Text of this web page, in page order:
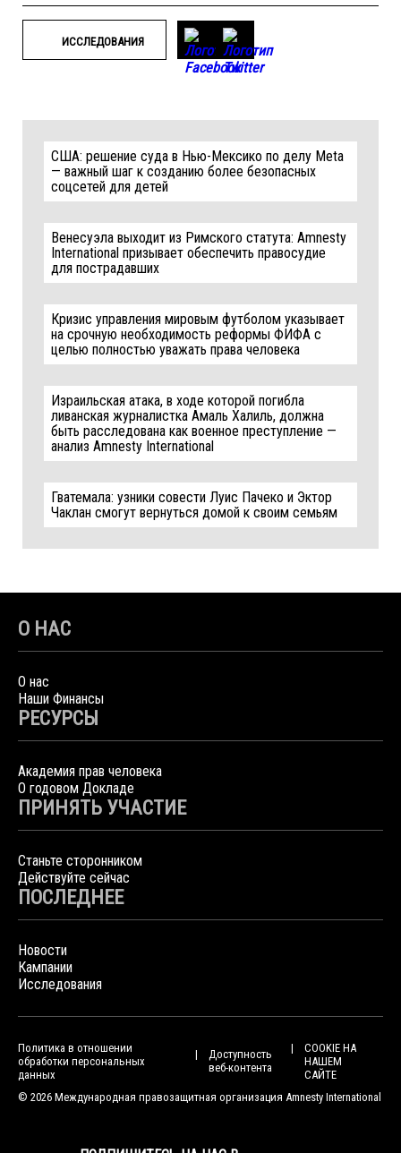
ИССЛЕДОВАНИЯ
США: решение суда в Нью-Мексико по делу Meta
— важный шаг к созданию более безопасных
соцсетей для детей
Венесуэла выходит из Римского статута: Amnesty
International призывает обеспечить правосудие
для пострадавших
Кризис управления мировым футболом указывает
на срочную необходимость реформы ФИФА с
целью полностью уважать права человека
Израильская атака, в ходе которой погибла
ливанская журналистка Амаль Халиль, должна
быть расследована как военное преступление —
анализ Amnesty International
Гватемала: узники совести Луис Пачеко и Эктор
Чаклан смогут вернуться домой к своим семьям
О НАС
О нас
Наши Финансы
РЕСУРСЫ
Академия прав человека
О годовом Докладе
ПРИНЯТЬ УЧАСТИЕ
Станьте сторонником
Действуйте сейчас
ПОСЛЕДНЕЕ
Новости
Кампании
Исследования
Политика в отношении
обработки персональных
данных
Доступность
веб-контента
COOKIE НА
НАШЕМ
САЙТЕ
© 2026 Международная правозащитная организация Amnesty International